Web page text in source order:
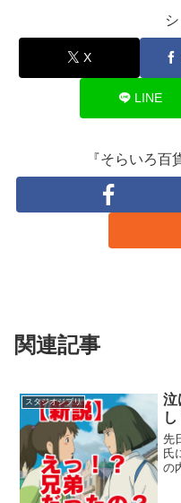
X
LINE
『そらいろ百
関連記事
スタジオジブリ
泣
先
氏
の